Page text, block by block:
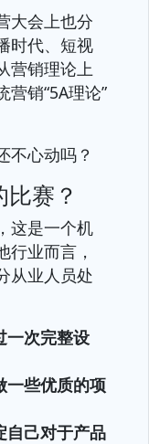
大会上也分
时代、短视
营销理论上
销“5A理论”
不心动吗？
赛？
这是一个机
行业而言，
从业人员处
一次完整设
一些优质的项
自己对于产品